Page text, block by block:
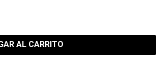
AL CARRITO